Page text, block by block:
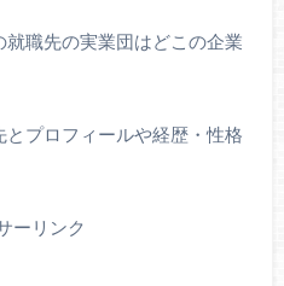
職先の実業団はどこの企業
プロフィールや経歴・性格
ーリンク